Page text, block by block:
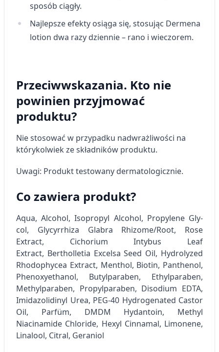
sposób ciągły.
Najlepsze efekty osiąga się, stosując Dermena
lotion dwa razy dziennie – rano i wieczorem.
Przeciwwskazania. Kto nie
powinien przyjmować
produktu?
Nie stosować w przypadku nadwrażliwości na
którykolwiek ze składników produktu.
Uwagi: Produkt testowany dermatologicznie.
Co zawiera produkt?
Aqua, Alcohol, Isopropyl Alcohol, Propylene Gly­
col, Glycyrrhiza Glabra Rhizome/Root, Rose
Extract, Cichorium Intybus Leaf
Extract, Bertholletia Excel­sa Seed Oil, Hydrolyzed
Rhodophycea Extract, Menthol, Biotin, Panthenol,
Phenoxyethanol, Butylparaben, Ethylparaben,
Methylparaben, Pro­pylparaben, Disodium EDTA,
Imidazolidinyl Urea, PEG-40 Hydrogenated Castor
Oil, Parfüm, DMDM Hydantoin, Methyl
Niacinamide Chloride, Hexyl Cinnamal, Limonene,
Linalool, Citral, Geraniol
Wykorzystywanie ograniczonych danych do
wyboru treści
Funkcje specjalne IAB:
Identyfikowanie urządzeń na podstawie
aktywnie żądanych informacji
Cele przetwarzania inne niż IAB:
Niezbędne
Wydajność (Performance)